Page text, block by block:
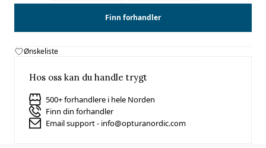
Finn forhandler
Ønskeliste
Hos oss kan du handle trygt
500+ forhandlere i hele Norden
Finn din forhandler
Email support - info@opturanordic.com